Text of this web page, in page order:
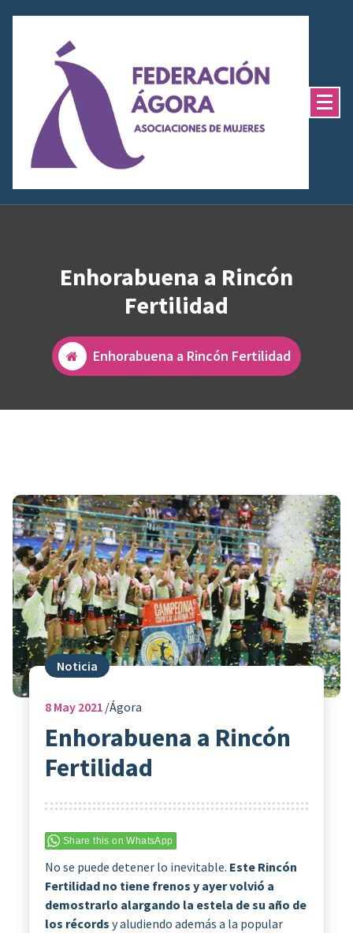
Enhorabuena a Rincón
Fertilidad
Enhorabuena a Rincón Fertilidad
Noticia
8May 2021 Ágora
Enhorabuena a Rincón
Fertilidad
Share this on WhatsApp
No se puede detener lo inevitable. Este Rincón
Fertilidad no tiene frenos y ayer volvió a
demostrarlo alargando la estela de su año de
los récords y aludiendo además a la popular